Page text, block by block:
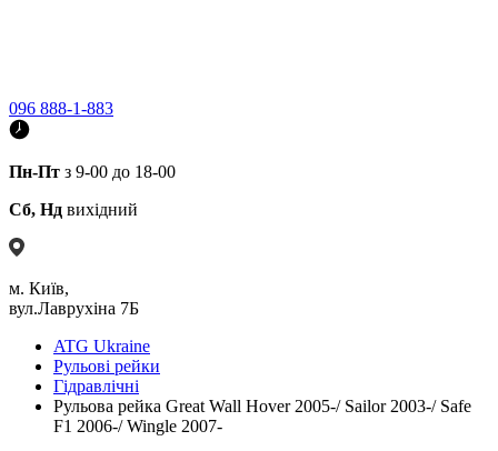
096 888-1-883
Пн-Пт з 9-00 до 18-00
Сб, Нд вихідний
м. Київ,
вул.Лаврухіна 7Б
ATG Ukraine
Рульові рейки
Гідравлічні
Рульова рейка Great Wall Hover 2005-/ Sailor 2003-/ Safe
F1 2006-/ Wingle 2007-